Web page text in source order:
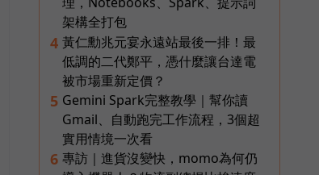
架構全打包
4 黃仁勳兆元宴永遠站最後一排！最
低調的二代鄭平，憑什麼讓台達電
被市場重新定價？
5 Gemini Spark完整教學｜幫你讀
Gmail、自動跑完工作流程，3個超
實用情境一次看
6 專訪｜進貨沒變快，momo為何仍